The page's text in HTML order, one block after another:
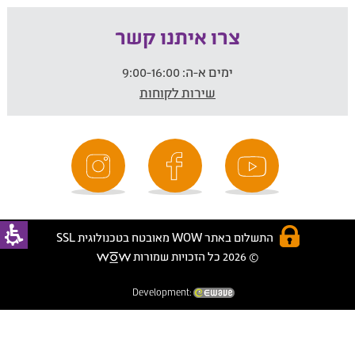
צרו איתנו קשר
ימים א-ה:
שירות לקוחות
התשלום באתר WOW מאובטח בטכנולוגית SSL
© 2026 כל הזכויות שמורות
Development: